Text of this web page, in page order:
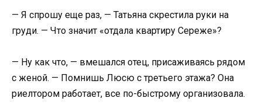
— Я спрошу еще раз, — Татьяна скрестила руки на
груди. — Что значит «отдала квартиру Сереже»?
— Ну как что, — вмешался отец, присаживаясь рядом
с женой. — Помнишь Люсю с третьего этажа? Она
риелтором работает, все по-быстрому организовала.